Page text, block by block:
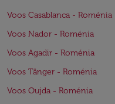
Voos Casablanca - Roménia
Voos Nador - Roménia
Voos Agadir - Roménia
Voos Tânger - Roménia
Voos Oujda - Roménia